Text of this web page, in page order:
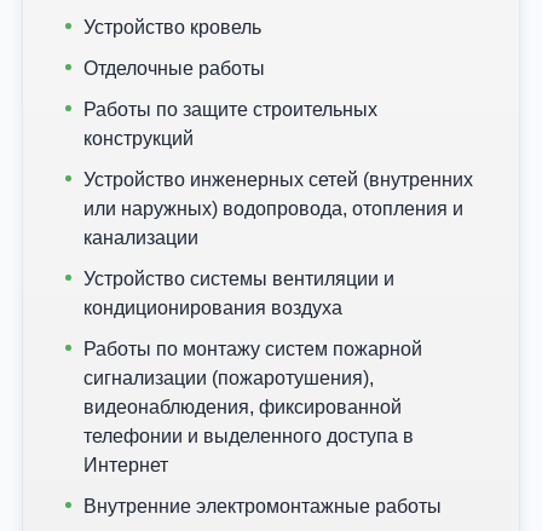
Устройство кровель
Отделочные работы
Работы по защите строительных
конструкций
Устройство инженерных сетей (внутренних
или наружных) водопровода, отопления и
канализации
Устройство системы вентиляции и
кондиционирования воздуха
Работы по монтажу систем пожарной
сигнализации (пожаротушения),
видеонаблюдения, фиксированной
телефонии и выделенного доступа в
Интернет
Внутренние электромонтажные работы